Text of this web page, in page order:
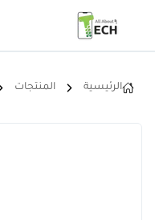
الرئيسية المنتجات